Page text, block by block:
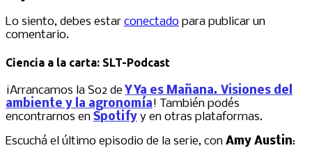
Lo siento, debes estar conectado para publicar un
comentario.
Ciencia a la carta: SLT-Podcast
¡Arrancamos la S02 deY Ya es Mañana. Visiones del
ambiente y la agronomía! También podés
encontrarnos en Spotify y en otras plataformas.
Escuchá el último episodio de la serie, con Amy Austin: